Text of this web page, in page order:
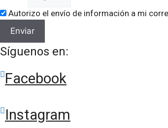
Autorizo el envío de información a mi
Enviar
Síguenos en:
Facebook
Instagram